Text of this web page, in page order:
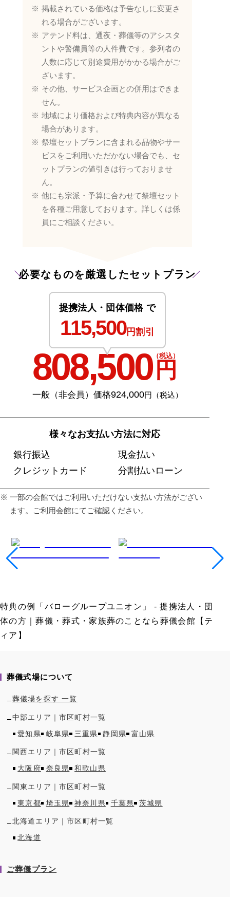
掲載されている価格は予告なしに変更さ
れる場合がございます。
アテンド料は、通夜・葬儀等のアシスタ
ントや警備員等の人件費です。参列者の
人数に応じて別途費用がかかる場合がご
ざいます。
その他、サービス企画との併用はできま
せん。
地域により価格および特典内容が異なる
場合があります。
祭壇セットプランに含まれる品物やサー
ビスをご利用いただかない場合でも、セ
ットプランの値引きは行っておりませ
ん。
他にも宗派・予算に合わせて祭壇セット
を各種ご用意しております。詳しくは係
員にご相談ください。
必要なものを厳選したセットプラン
提携法人・団体価格 で
115,500円割引
808,500 円
（税込）
一般（非会員）価格924,000円（税込）
様々なお支払い方法に対応
銀行振込
現金払い
クレジットカード
分割払いローン
⼀部の会館ではご利⽤いただけない⽀払い⽅法がござい
ます。ご利⽤会館にてご確認ください。
特典の例「バローグループユニオン」 - 提携法人・団
体の方｜葬儀・葬式・家族葬のことなら葬儀会館【テ
ィア】
葬儀式場について
葬儀場を探す 一覧
中部エリア｜市区町村一覧
愛知県
岐阜県 三重県 静岡県 富山県
関西エリア｜市区町村一覧
大阪府
奈良県 和歌山県
関東エリア｜市区町村一覧
東京都
埼玉県 神奈川県 千葉県 茨城県
北海道エリア｜市区町村一覧
北海道
ご葬儀プラン